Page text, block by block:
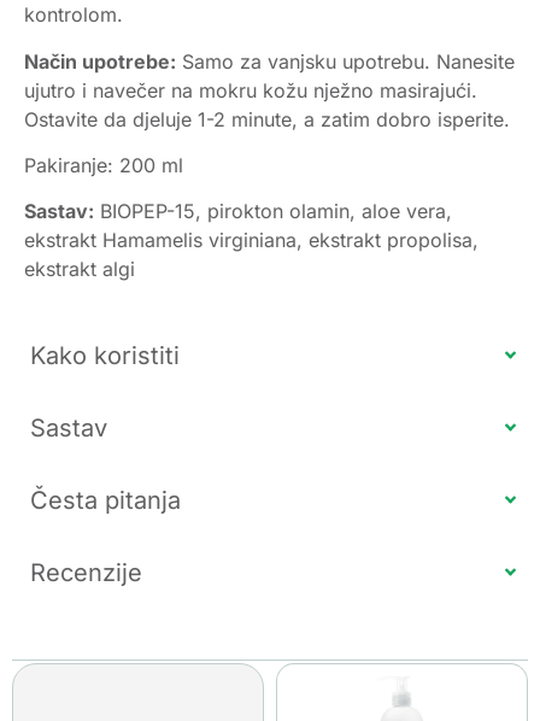
kontrolom.
Način upotrebe: Samo za vanjsku upotrebu. Nanesite
ujutro i navečer na mokru kožu nježno masirajući.
Ostavite da djeluje 1-2 minute, a zatim dobro isperite.
Pakiranje: 200 ml
Sastav: BIOPEP-15, pirokton olamin, aloe vera,
ekstrakt Hamamelis virginiana, ekstrakt propolisa,
ekstrakt algi
Kako koristiti
Sastav
Česta pitanja
Recenzije